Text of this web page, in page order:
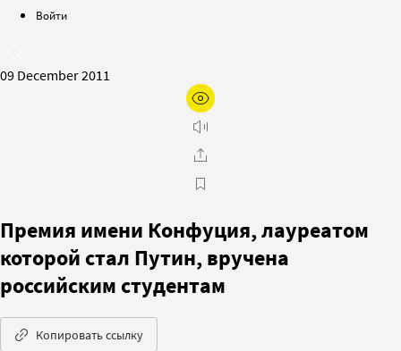
Войти
09 December 2011
Премия имени Конфуция, лауреатом
которой стал Путин, вручена
российским студентам
Копировать ссылку